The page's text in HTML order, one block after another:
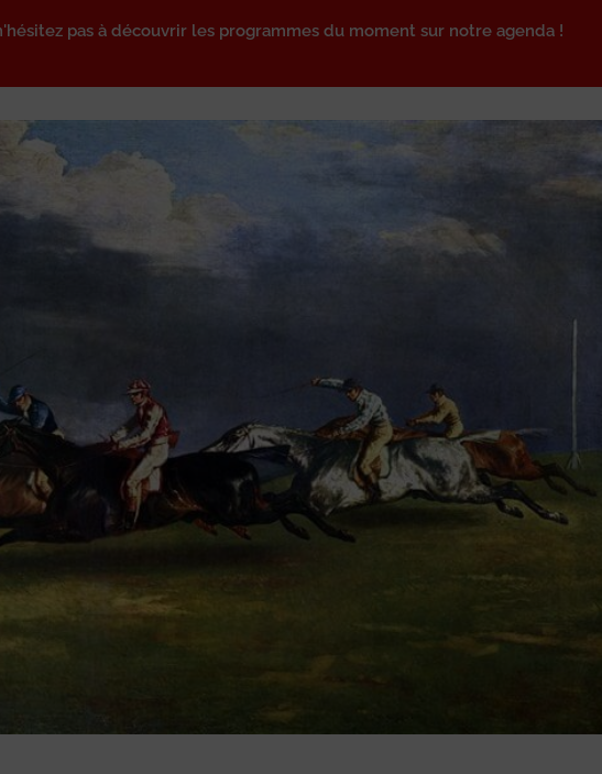
pas à découvrir les programmes du moment sur notre agenda !